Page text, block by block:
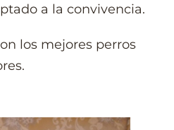
a la convivencia.
los mejores perros